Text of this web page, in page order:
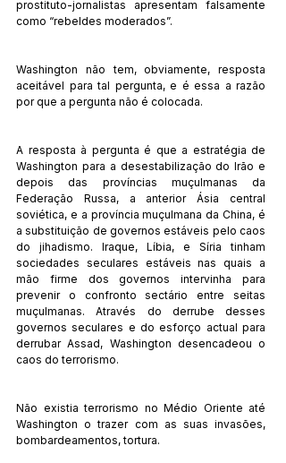
prostituto-jornalistas apresentam falsamente
como “rebeldes moderados”.
Washington não tem, obviamente, resposta
aceitável para tal pergunta, e é essa a razão
por que a pergunta não é colocada.
A resposta à pergunta é que a estratégia de
Washington para a desestabilização do Irão e
depois das províncias muçulmanas da
Federação Russa, a anterior Ásia central
soviética, e a província muçulmana da China, é
a substituição de governos estáveis pelo caos
do jihadismo. Iraque, Líbia, e Síria tinham
sociedades seculares estáveis nas quais a
mão firme dos governos intervinha para
prevenir o confronto sectário entre seitas
muçulmanas. Através do derrube desses
governos seculares e do esforço actual para
derrubar Assad, Washington desencadeou o
caos do terrorismo.
Não existia terrorismo no Médio Oriente até
Washington o trazer com as suas invasões,
bombardeamentos, tortura.